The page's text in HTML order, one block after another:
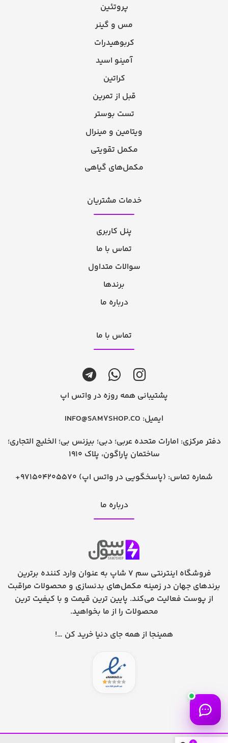
پروتئین
مس و گینر
کربوهیدرات
آمینو اسید
کراتین
قبل از تمرین
تست بوستر
ویتامین و مینرال
مکمل تقویتی
مکمل‌های گیاهی
خدمات مشتریان
پنل کاربری
تماس با ما
سوالات متداول
برندها
درباره ما
تماس با ما
پشتیبانی همه روزه در واتس اپ
ایمیل: INFO@SAM7SHOP.CO
دفتر مرکزی: امارات متحده عربی؛ دبی؛ بیزنس بی؛ الخلیج التجاری؛
ساختمان پاراگون، پلاک 1910
شماره تماس: +971504205570 (پاسخگویی در واتس اپ)
درباره ما
فروشگاه اینترنتی سم 7 شاپ به عنوان وارد کننده برترین
برندهای جهان در زمینه مکمل‌های بدنسازی و محصولات مراقبت
از پوست فعالیت می‌کند. پایین ترین قیمت و با کیفیت ترین
محصولات را از ما بخواهید.
همینجا از همه جای دنیا خرید کن …!